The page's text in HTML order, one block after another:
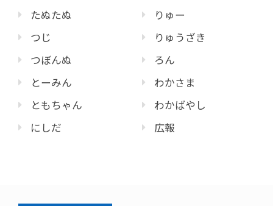
たぬたぬ
つじ
つぼんぬ
とーみん
ともちゃん
にしだ
りゅー
りゅうざき
ろん
わかさま
わかばやし
広報